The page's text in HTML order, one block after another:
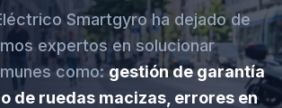
Smartgyro ha dejado de
expertos en solucionar
como: gestión de garantía
de ruedas macizas, errores en